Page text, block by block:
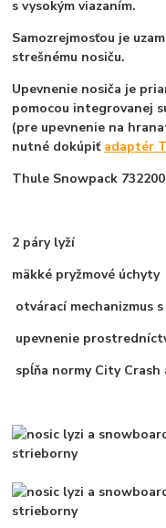
s vysokým viazaním.
Samozrejmosťou je
strešnému nosiču.
Upevnenie nosiča je
pomocou integrovanej
(pre upevnenie na
nutné dokúpiť adaptér
Thule Snowpack
2 páry lyží
mäkké pryžmové úchyty
otvárací mechanizmus
upevnenie
spĺňa normy City Crash